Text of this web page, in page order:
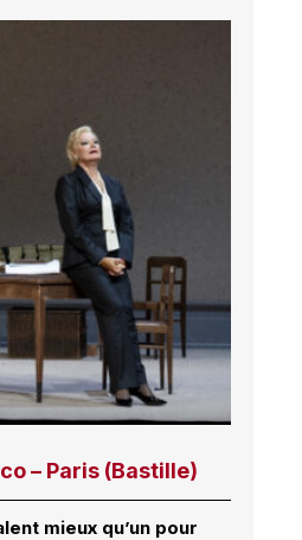
– Paris (Bastille)
mieux qu’un pour